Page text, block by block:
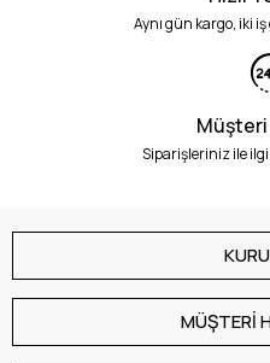
Aynı gün kargo, iki
Siparişleriniz ile
MÜŞTERİ